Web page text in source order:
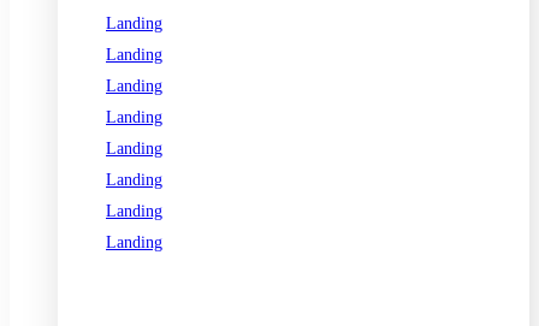
Landing
Landing
Landing
Landing
Landing
Landing
Landing
Landing